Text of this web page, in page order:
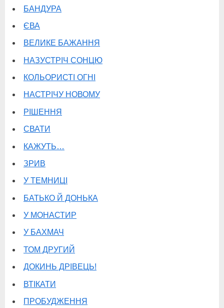
БАНДУРА
ЄВА
ВЕЛИКЕ БАЖАННЯ
НАЗУСТРІЧ СОНЦЮ
КОЛЬОРИСТІ ОГНІ
НАСТРІЧУ НОВОМУ
РІШЕННЯ
СВАТИ
КАЖУТЬ…
ЗРИВ
У ТЕМНИЦІ
БАТЬКО Й ДОНЬКА
У МОНАСТИР
У БАХМАЧ
ТОМ ДРУГИЙ
ДОКИНЬ ДРІВЕЦЬ!
ВТІКАТИ
ПРОБУДЖЕННЯ